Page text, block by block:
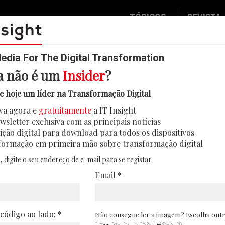
TÓPICOS
Digital
IT Strategy
Operação
Podcast
REVISTA
para compensar
uma taxa adicional entre 2% e 5%
países europeus, seguindo uma
e pela Amazon
11/03/2026
For The Digital Transformation
não é umInsider?
hoje um líder na Transformação Digital
agora e gratuitamente a IT Insight
exclusiva com as principais notícias
digital para download para todos os dispositivos
em primeira mão sobre transformação digital
o seu endereço de e-mail para se registar.
Email *
ao lado: * Não consegue ler a imagem? Escolha